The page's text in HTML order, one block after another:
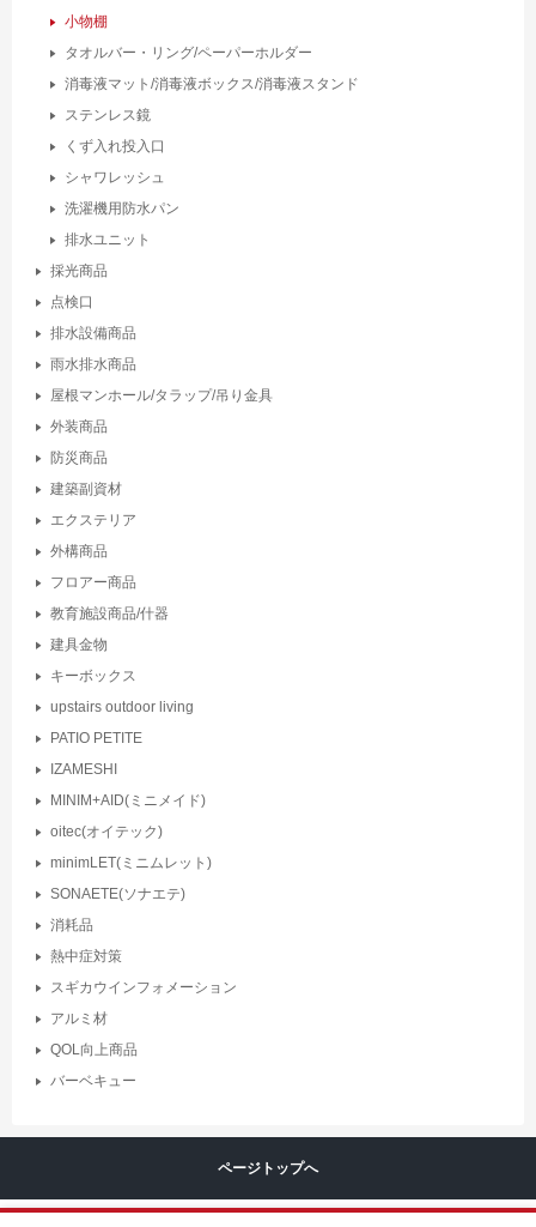
小物棚
タオルバー・リング/ペーパーホルダー
消毒液マット/消毒液ボックス/消毒液スタンド
ステンレス鏡
くず入れ投入口
シャワレッシュ
洗濯機用防水パン
排水ユニット
採光商品
点検口
排水設備商品
雨水排水商品
屋根マンホール/タラップ/吊り金具
外装商品
防災商品
建築副資材
エクステリア
外構商品
フロアー商品
教育施設商品/什器
建具金物
キーボックス
upstairs outdoor living
PATIO PETITE
IZAMESHI
MINIM+AID(ミニメイド)
oitec(オイテック)
minimLET(ミニムレット)
SONAETE(ソナエテ)
消耗品
熱中症対策
スギカウインフォメーション
アルミ材
QOL向上商品
バーベキュー
ページトップへ